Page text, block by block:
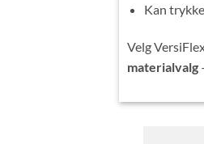
Kan
Velg
materialvalg